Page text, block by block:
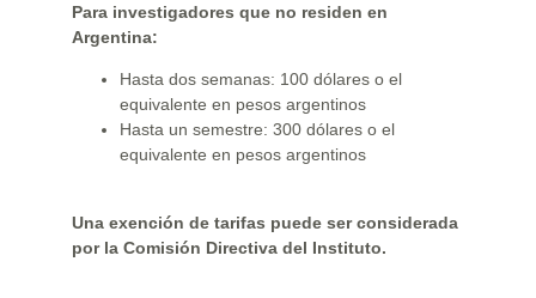
Para investigadores que no residen en
Argentina:
Hasta dos semanas: 100 dólares o el
equivalente en pesos argentinos
Hasta un semestre: 300 dólares o el
equivalente en pesos argentinos
Una exención de tarifas puede ser considerada
por la Comisión Directiva del Instituto.